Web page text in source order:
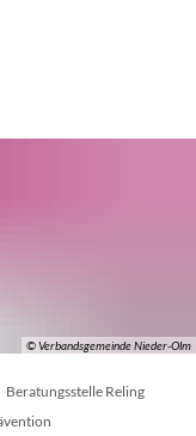
© Verbandsgemeinde Nieder-Olm
Beratungsstelle Reling